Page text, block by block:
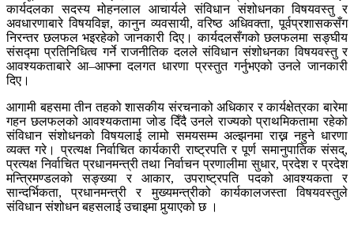
कार्यदलका सदस्य मोहनलाल आचार्यले संविधान संशोधनका विषयवस्तु र
अवधारणाबारे विषयविज्ञ, कानुन व्यवसायी, वरिष्ठ अधिवक्ता, पूर्वप्रशासकसँग
निरन्तर छलफल भइरहेको जानकारी दिए। कार्यदलसँगको छलफलमा सङ्घीय
संसद्मा प्रतिनिधित्व गर्ने राजनीतिक दलले संविधान संशोधनका विषयवस्तु र
आवश्यकताबारे आ–आफ्ना दलगत धारणा प्रस्तुत गर्नुभएको उनले जानकारी
दिए।
आगामी बहसमा तीन तहको शासकीय संरचनाको अधिकार र कार्यक्षेत्रका बारेमा
गहन छलफलको आवश्यकतामा जोड दिँदै उनले राज्यको प्राथमिकतामा रहेको
संविधान संशोधनको विषयलाई लामो समयसम्म अल्झनमा राख्न नहुने धारणा
व्यक्त गरे। प्रत्यक्ष निर्वाचित कार्यकारी राष्ट्रपति र पूर्ण समानुपातिक संसद्,
प्रत्यक्ष निर्वाचित प्रधानमन्त्री तथा निर्वाचन प्रणालीमा सुधार, प्रदेश र प्रदेश
मन्त्रिमण्डलको सङ्ख्या र आकार, उपराष्ट्रपति पदको आवश्यकता र
सान्दर्भिकता, प्रधानमन्त्री र मुख्यमन्त्रीको कार्यकालजस्ता विषयवस्तुले
संविधान संशोधन बहसलाई उचाइमा पुर्‍याएको छ ।